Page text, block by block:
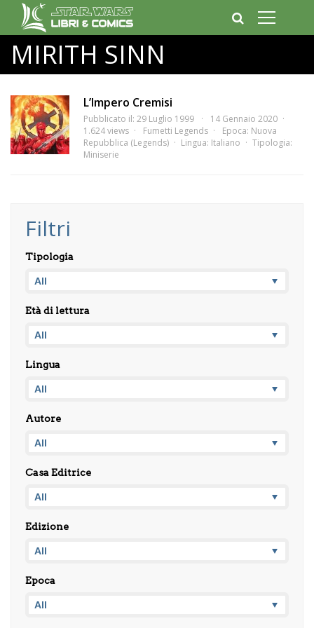
MIRITH SINN
L’Impero Cremisi
Pubblicato il: 29 Luglio 1999
14 Gennaio 2020
1.624 views
Fumetti Legends Epoca: Nuova
Repubblica (Legends)
Lingua: Italiano
Tipologia:
Miniserie
Filtri
Tipologia
Età di lettura
Lingua
Autore
Casa Editrice
Edizione
Epoca